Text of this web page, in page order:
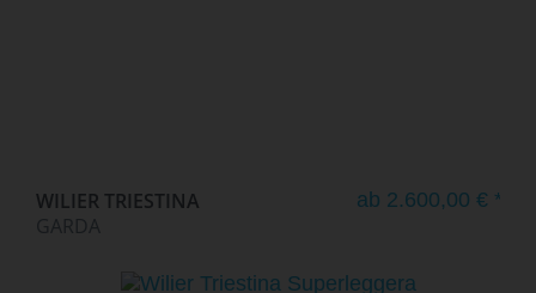
WILIER TRIESTINA
GARDA
ab 2.600,00 € *